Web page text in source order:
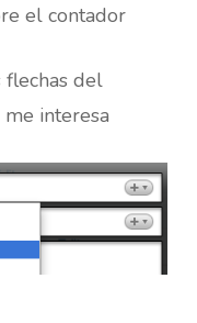
el contador
flechas del
interesa